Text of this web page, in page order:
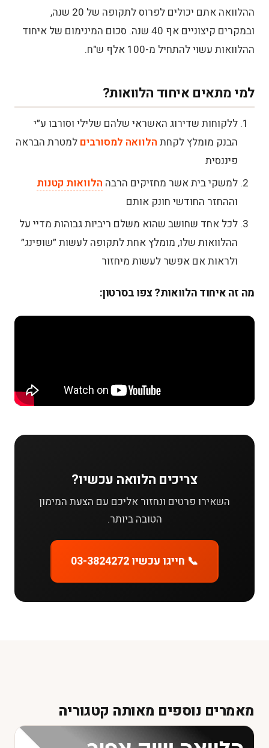
ההלוואה אתם יכולים לפרוס לתקופה של 20 שנה,
ובמקרים קיצוניים אף 40 שנה. סכום המינימום של איחוד
ההלוואות עשוי להתחיל מ-100 אלף ש"ח.
למי מתאים איחוד הלוואות?
ללקוחות שדירוג האשראי שלהם שלילי וסורבו ע״י
הבנק מומלץ לקחת הלוואה למסורבים למטרת הבראה
פיננסית
למשקי בית אשר מחזיקים הרבה הלוואות קטנות
וההחזר החודשי חונק אותם
לכל אחד שחושב שהוא משלם ריביות גבוהות מדיי על
ההלוואות שלו, מומלץ אחת לתקופה לעשות ״שופינג״
ולראות אם אפשר לעשות מיחזור
מה זה איחוד הלוואות? צפו בסרטון:
צריכים הלוואה עכשיו?
השאירו פרטים ונחזור אליכם עם הצעת המימון
הטובה ביותר.
📞 חייגו עכשיו 03-3824272
מאמרים נוספים מאותה קטגוריה